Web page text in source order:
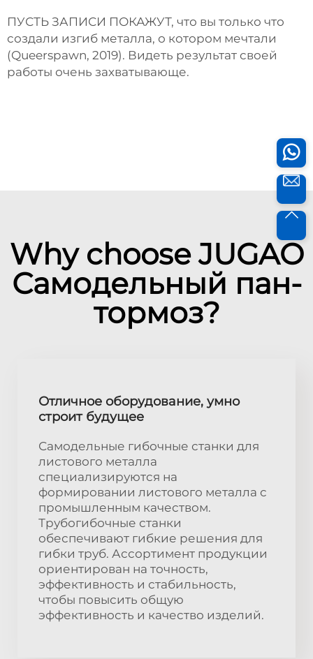
ПУСТЬ ЗАПИСИ ПОКАЖУТ, что вы только что
создали изгиб металла, о котором мечтали
(Queerspawn, 2019). Видеть результат своей
работы очень захватывающе.
Why choose JUGAO
Самодельный пан-
тормоз?
Отличное оборудование, умно
строит будущее
Самодельные гибочные станки для
листового металла
специализируются на
формировании листового металла с
промышленным качеством.
Трубогибочные станки
обеспечивают гибкие решения для
гибки труб. Ассортимент продукции
ориентирован на точность,
эффективность и стабильность,
чтобы повысить общую
эффективность и качество изделий.